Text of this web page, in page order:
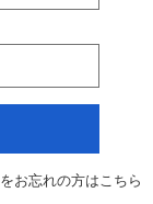
お忘れの方はこちら